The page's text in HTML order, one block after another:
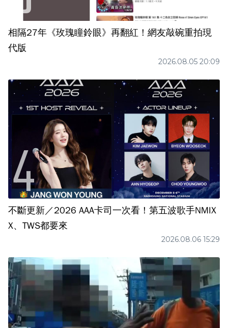
相隔27年《玫瑰瞳鈴眼》再翻紅！網友敲碗重拍現
代版
2026.08.05 20:09
不斷更新／2026 AAA卡司一次看！第五波歌手NMIX
X、TWS都要來
2026.08.06 15:29